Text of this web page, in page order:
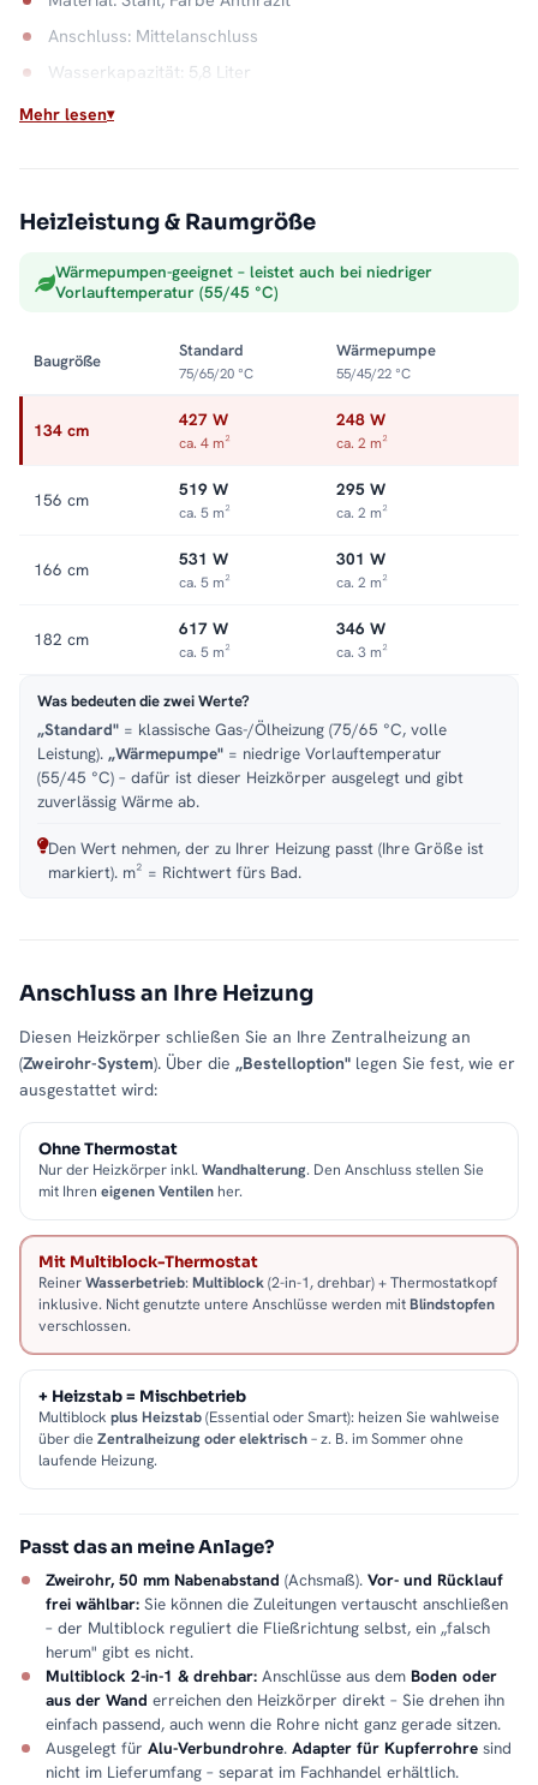
Anschluss: Mittelanschluss
Wasserkapazität: 5,8 Liter
Zuverlässig am Heizsystem
Stromkosten. Handtücher hängen vorgewärmt bereit. Alle
Badheizkörper mit Mittelanschluss.
Mehr lesen
Heizleistung & Raumgröße
Wärmepumpen-geeignet – leistet auch bei niedriger
Vorlauftemperatur (55/45 °C)
Baugröße
Standard
75/65/20 °C
Wärmepumpe
55/45/22 °C
134 cm 427 W
ca. 4 m²
248 W
ca. 2 m²
156 cm 519 W
ca. 5 m²
295 W
ca. 2 m²
166 cm 531 W
ca. 5 m²
301 W
ca. 2 m²
182 cm 617 W
ca. 5 m²
346 W
ca. 3 m²
Was bedeuten die zwei Werte?
„Standard" = klassische Gas-/Ölheizung (75/65 °C, volle
Leistung). „Wärmepumpe" = niedrige Vorlauftemperatur
(55/45 °C) – dafür ist dieser Heizkörper ausgelegt und gibt
zuverlässig Wärme ab.
Den Wert nehmen, der zu Ihrer Heizung passt (Ihre Größe ist
markiert). m² = Richtwert fürs Bad.
Anschluss an Ihre Heizung
Diesen Heizkörper schließen Sie an Ihre Zentralheizung an
(Zweirohr-System). Über die „Bestelloption" legen Sie fest, wie er
ausgestattet wird:
Ohne Thermostat
Nur der Heizkörper inkl. Wandhalterung. Den Anschluss stellen Sie
mit Ihren eigenen Ventilen her.
Mit Multiblock-Thermostat
ReinerWasserbetrieb: Multiblock(2-in-1, drehbar) + Thermostatkopf
inklusive. Nicht genutzte untere Anschlüsse werden mitBlindstopfen
verschlossen.
+ Heizstab = Mischbetrieb
Multiblock plus Heizstab(Essential oder Smart): heizen Sie wahlweise
über die Zentralheizung oder elektrisch– z. B. im Sommer ohne
laufende Heizung.
Passt das an meine Anlage?
Zweirohr, 50 mm Nabenabstand (Achsmaß). Vor- und Rücklauf
frei wählbar: Sie können die Zuleitungen vertauscht anschließen
– der Multiblock reguliert die Fließrichtung selbst, ein „falsch
herum" gibt es nicht.
Multiblock 2-in-1 & drehbar: Anschlüsse aus dem Boden oder
aus der Wand erreichen den Heizkörper direkt – Sie drehen ihn
einfach passend, auch wenn die Rohre nicht ganz gerade sitzen.
Ausgelegt für Alu-Verbundrohre. Adapter für Kupferrohre sind
nicht im Lieferumfang – separat im Fachhandel erhältlich.